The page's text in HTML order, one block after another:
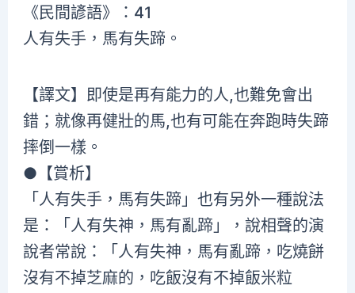
《民間諺語》：41
人有失手，馬有失蹄。
【譯文】即使是再有能力的人,也難免會出
錯；就像再健壯的馬,也有可能在奔跑時失蹄
摔倒一樣。
●【賞析】
「人有失手，馬有失蹄」也有另外一種說法
是：「人有失神，馬有亂蹄」，說相聲的演
說者常說：「人有失神，馬有亂蹄，吃燒餅
沒有不掉芝麻的，吃飯沒有不掉飯米粒